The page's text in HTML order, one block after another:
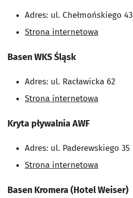
Adres: ul. Chełmońskiego 43
Strona internetowa
Basen WKS Śląsk
Adres: ul. Racławicka 62
Strona internetowa
Kryta pływalnia AWF
Adres: ul. Paderewskiego 35
Strona internetowa
Basen Kromera (Hotel Weiser)